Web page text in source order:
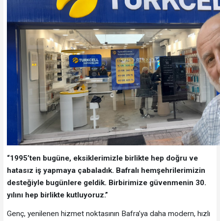
“1995’ten bugüne, eksiklerimizle birlikte hep doğru ve
hatasız iş yapmaya çabaladık. Bafralı hemşehrilerimizin
desteğiyle bugünlere geldik. Birbirimize güvenmenin 30.
yılını hep birlikte kutluyoruz.”
Genç, yenilenen hizmet noktasının Bafra’ya daha modern, hızlı